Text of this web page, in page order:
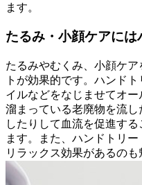
ます。
たるみ・小顔ケアには
たるみやむくみ、小顔ケ
トが効果的です。ハンド
イルなどをなじませてオ
溜まっている老廃物を流
したりして血流を促進す
ます。また、ハンドトリー
リラックス効果があるのも